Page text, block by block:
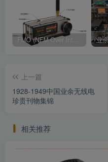
FMO (NFM Over Internet) 使用说明书
上一篇
1928-1949中国业余无线电
珍贵刊物集锦
相关推荐